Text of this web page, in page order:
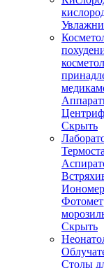
Зачем
Все
покупки
одном
месте
Личный
менеджер
статуса
заказа
Скрыть
Скрыть
Столы